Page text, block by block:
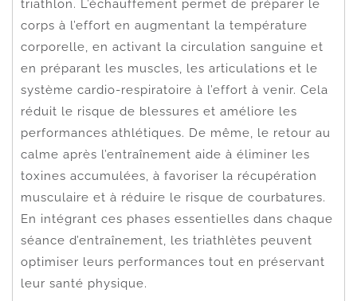
triathlon. L’échauffement permet de préparer le
corps à l’effort en augmentant la température
corporelle, en activant la circulation sanguine et
en préparant les muscles, les articulations et le
système cardio-respiratoire à l’effort à venir. Cela
réduit le risque de blessures et améliore les
performances athlétiques. De même, le retour au
calme après l’entraînement aide à éliminer les
toxines accumulées, à favoriser la récupération
musculaire et à réduire le risque de courbatures.
En intégrant ces phases essentielles dans chaque
séance d’entraînement, les triathlètes peuvent
optimiser leurs performances tout en préservant
leur santé physique.